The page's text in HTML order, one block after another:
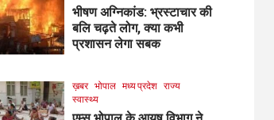
भीषण अग्निकांड: भ्रस्टाचार की
बलि चढ़ते लोग, क्या कभी
प्रशासन लेगा सबक
ख़बर भोपाल मध्य प्रदेश राज्य
स्वास्थ्य